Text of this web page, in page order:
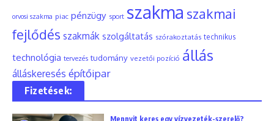
orvosi szakma piac pénzügy sport szakma szakmai
fejlődés szakmák szolgáltatás szórakoztatás technikus
technológia tervezés tudomány vezetői pozíció állás
álláskeresés építőipar
Fizetések:
Mennyit keres egy vízvezeték-szerelő?